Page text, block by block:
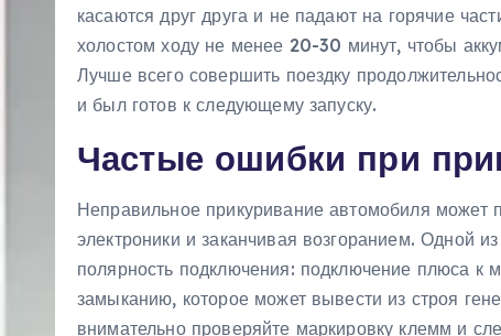
касаются друг друга и не падают на горячие
холостом ходу не менее 20-30 минут, чтобы
Лучше всего совершить поездку
и был готов к следующему запуску.
Частые ошибки при
Неправильное прикуривание автомобиля может
электроники и заканчивая возгоранием. Одной
полярность подключения: подключение плюса к
замыканию, которое может вывести из строя
внимательно проверяйте маркировку клемм и